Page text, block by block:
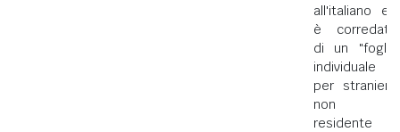
all'italiano ed
è corredato
di un "foglio
individuale
per straniero
non
residente in